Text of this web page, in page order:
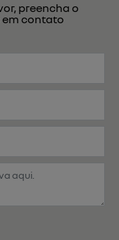
preencha o
contato